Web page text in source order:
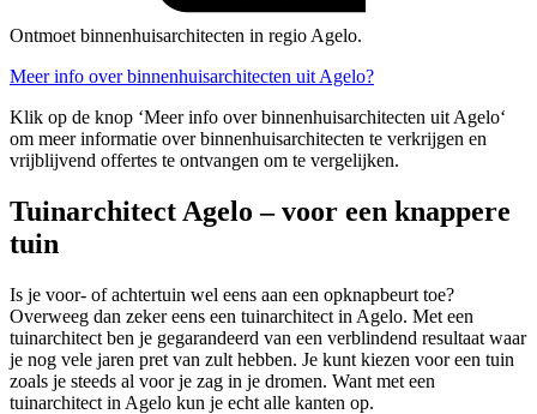
Ontmoet binnenhuisarchitecten in regio Agelo.
Meer info over binnenhuisarchitecten uit Agelo?
Klik op de knop ‘Meer info over binnenhuisarchitecten uit Agelo‘
om meer informatie over binnenhuisarchitecten te verkrijgen en
vrijblijvend offertes te ontvangen om te vergelijken.
Tuinarchitect Agelo – voor een knappere
tuin
Is je voor- of achtertuin wel eens aan een opknapbeurt toe?
Overweeg dan zeker eens een tuinarchitect in Agelo. Met een
tuinarchitect ben je gegarandeerd van een verblindend resultaat waar
je nog vele jaren pret van zult hebben. Je kunt kiezen voor een tuin
zoals je steeds al voor je zag in je dromen. Want met een
tuinarchitect in Agelo kun je echt alle kanten op.